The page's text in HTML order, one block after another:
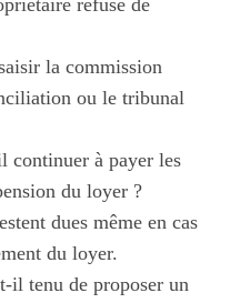
refuse de
la commission
ou le tribunal
continuer à payer les
du loyer ?
dues même en cas
du loyer.
il tenu de proposer un